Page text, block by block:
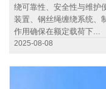
绕可靠性、安全性与维护
装置、钢丝绳缠绕系统、
作用确保在额定载荷下...
2025-08-08